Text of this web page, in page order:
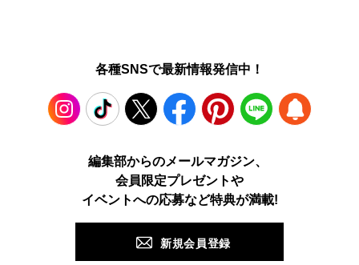
各種SNSで最新情報発信中！
TikTok X Facebook Pinterest LINE
編集部からのメールマガジン、
会員限定プレゼントや
イベントへの応募など特典が満載!
新規会員登録